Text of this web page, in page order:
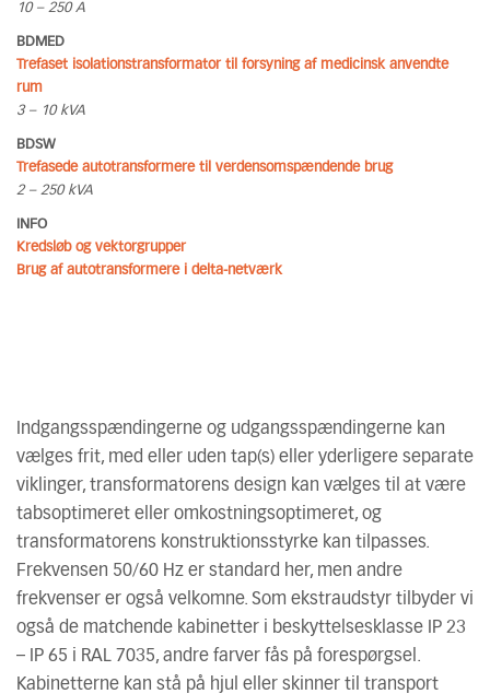
10 – 250 A
BDMED
Trefaset isolationstransformator til forsyning af medicinsk anvendte
rum
3 – 10 kVA
BDSW
Trefasede autotransformere til verdensomspændende brug
2 – 250 kVA
INFO
Kredsløb og vektorgrupper
Brug af autotransformere i delta-netværk
Indgangsspændingerne og udgangsspændingerne kan
vælges frit, med eller uden tap(s) eller yderligere separate
viklinger, transformatorens design kan vælges til at være
tabsoptimeret eller omkostningsoptimeret, og
transformatorens konstruktionsstyrke kan tilpasses.
Frekvensen 50/60 Hz er standard her, men andre
frekvenser er også velkomne. Som ekstraudstyr tilbyder vi
også de matchende kabinetter i beskyttelsesklasse IP 23
– IP 65 i RAL 7035, andre farver fås på forespørgsel.
Kabinetterne kan stå på hjul eller skinner til transport